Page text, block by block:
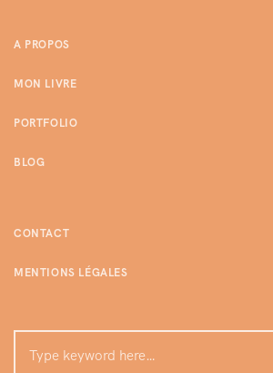
A PROPOS
MON LIVRE
PORTFOLIO
BLOG
CONTACT
MENTIONS LÉGALES